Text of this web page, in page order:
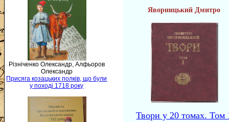
Різніченко Олександр, Алфьоров
Олександр
Присяга козацьких полків, що були
у поході 1718 року
Яворницький Дмитро
Твори у 20 томах. Том